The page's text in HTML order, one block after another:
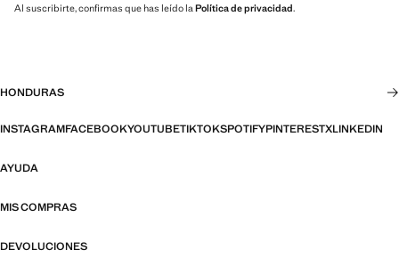
Al suscribirte, confirmas que has leído la Política de privacidad.
HONDURAS
INSTAGRAMFACEBOOKYOUTUBETIKTOKSPOTIFYPINTERESTXLINKEDIN
AYUDA
MIS COMPRAS
DEVOLUCIONES